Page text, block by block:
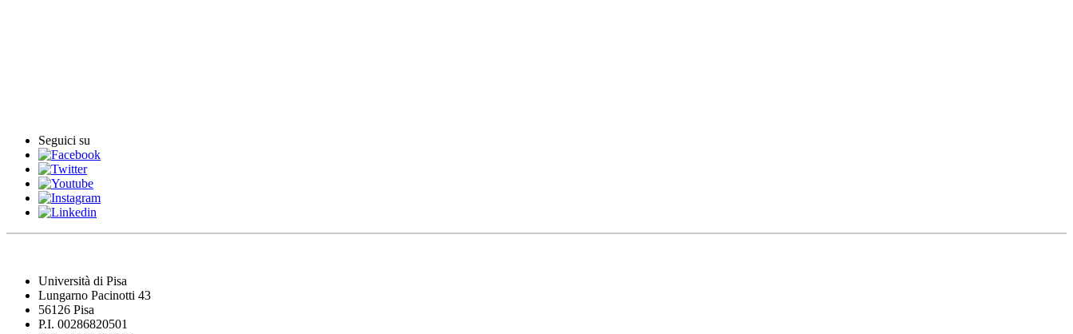
Seguici su
Università di Pisa
Lungarno Pacinotti 43
56126 Pisa
P.I. 00286820501